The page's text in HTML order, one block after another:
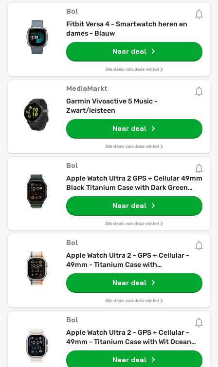
Bol
Fitbit Versa 4 - Smartwatch heren en
dames - Blauw
Naar deal
Alle deals van deze winkel
MediaMarkt
Garmin Vivoactive 5 Music -
Zwart/leisteen
Naar deal
Alle deals van deze winkel
Bol
Apple Watch Ultra 2 GPS + Cellular 49mm
Black Titanium Case with Dark Green
Alpine Loop - Medium
Naar deal
Alle deals van deze winkel
Bol
Apple Watch Ultra 2 - GPS + Cellular -
49mm - Titanium Case with
Orange/Beige Trail Loop - M/L
Naar deal
Alle deals van deze winkel
Bol
Apple Watch Ultra 2 - GPS + Cellular -
49mm - Titanium Case with Wit Ocean
Band
Naar deal